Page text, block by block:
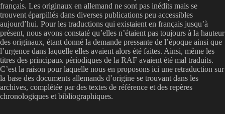
français. Les originaux en allemand ne sont pas inédits mais se
trouvent éparpillés dans diverses publications peu accessibles
aujourd’hui. Pour les traductions qui existaient en français jusqu’à
présent, nous avons constaté qu’elles n’étaient pas toujours à la hauteur
des originaux, étant donné la demande pressante de l’époque ainsi que
l’urgence dans laquelle elles avaient alors été faites. Ainsi, même les
titres des principaux périodiques de la RAF avaient été mal traduits.
C’est la raison pour laquelle nous en proposons ici une retraduction sur
la base des documents allemands d’origine se trouvant dans les
archives, complétée par des textes de référence et des repères
chronologiques et bibliographiques.